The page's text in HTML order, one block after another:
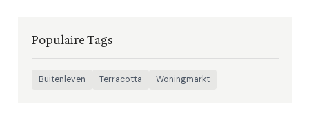
Populaire Tags
Buitenleven Terracotta Woningmarkt